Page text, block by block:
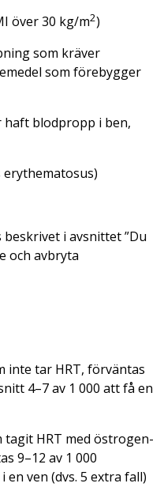
över 30 kg/m2)
som kräver
som förebygger
blodpropp i ben,
erythematosus)
beskrivet i avsnittet ”Du
och avbryta
inte tar HRT, förväntas
4–7 av 1 000 att få en
tagit HRT med östrogen-
9–12 av 1 000
ven (dvs. 5 extra fall)